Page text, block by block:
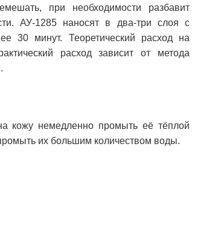
при необходимости разбавит
АУ-1285 наносят в два-три слоя с
30 минут. Теоретический расход на
расход зависит от метода
кожу немедленно промыть её тёплой
их большим количеством воды.